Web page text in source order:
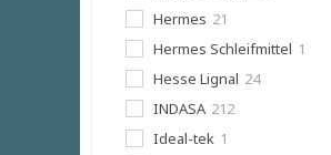
Hermes 21
Hermes Schleifmittel 1
Hesse Lignal 24
INDASA 212
Ideal-tek 1